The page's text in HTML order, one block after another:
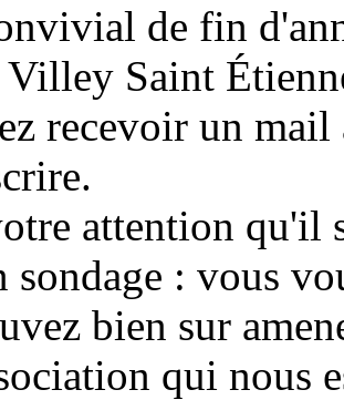
de fin
Saint
recevoir un
attention qu'il
sondage : vous
bien sur
qui nous